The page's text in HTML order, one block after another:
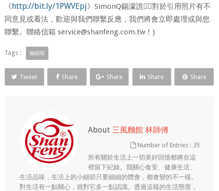
《http://bit.ly/1PWVEpj》SimonQ錫濛譙，對於引用照片有不
同意見或看法，歡迎與我們聯繫反應，我們將會立即處理或與您
聯繫。聯絡信箱 service@shanfeng.com.tw！)
Tags : 麵新聞
Tweet Share Share Share Share
About 三風麵館 林師傅
Number of Entries :35
所有關於生活上一切美好回憶都將在這
裡留下紀錄。我關心食安、健康生活、
生活品味，生活上的小細節只要細細的體會，都會變的不一樣。
對生活有一點關心，就對它多一點認識。透過這樣的生活態度，